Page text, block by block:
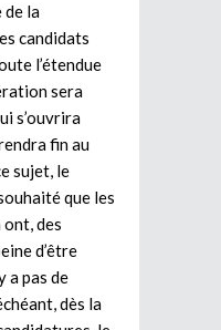
de la
candidats
l’étendue
sera
s’ouvrira
fin au
sujet, le
que les
ont, des
d’être
a pas de
dès la